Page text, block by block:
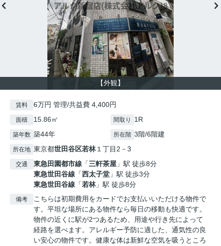
【外観】
賃料 6万円 管理/共益費 4,400円
面積 15.86㎡ 間取り 1R
築年数 築44年 所在階 3階/6階建
所在地 東京都世田谷区若林１丁目2－3
交通 東急田園都市線 「三軒茶屋 」駅 徒歩8分
東急世田谷線 「西太子堂 」駅 徒歩3分
東急世田谷線 「若林」駅 徒歩8分
備考
こちらは初期費用をカードでお支払いいただける物件で
す。平坦な場所にある物件なら毎日の移動も快適です。
物件の近くに駅が2つあるため、用途や行き先によって
経路を選べます。アレルギー予防に適した、通気性の良
い安心の物件です。健康な体は新鮮な空気を吸うところ